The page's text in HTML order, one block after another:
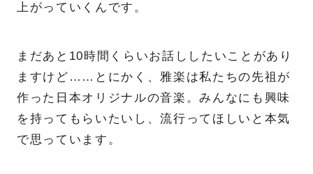
上がっていくんです。
まだあと10時間くらいお話ししたいことがあり
ますけど……とにかく、雅楽は私たちの先祖が
作った日本オリジナルの音楽。みんなにも興味
を持ってもらいたいし、流行ってほしいと本気
で思っています。